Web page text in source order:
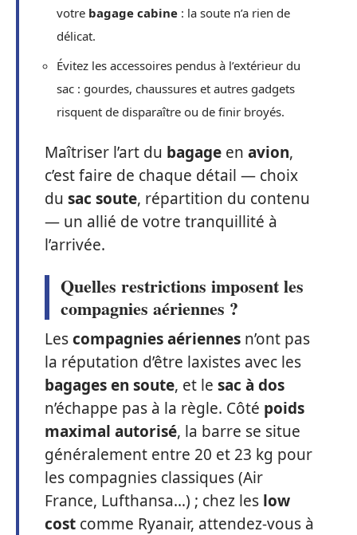
votre bagage cabine : la soute n’a rien de
délicat.
Évitez les accessoires pendus à l’extérieur du
sac : gourdes, chaussures et autres gadgets
risquent de disparaître ou de finir broyés.
Maîtriser l’art du bagage en avion,
c’est faire de chaque détail — choix
du sac soute, répartition du contenu
— un allié de votre tranquillité à
l’arrivée.
Quelles restrictions imposent les
compagnies aériennes ?
Lescompagnies aériennes n’ont pas
la réputation d’être laxistes avec les
bagages en soute, et le sac à dos
n’échappe pas à la règle. Côté poids
maximal autorisé, la barre se situe
généralement entre 20 et 23 kg pour
les compagnies classiques (Air
France, Lufthansa…) ; chez les low
cost comme Ryanair, attendez-vous à